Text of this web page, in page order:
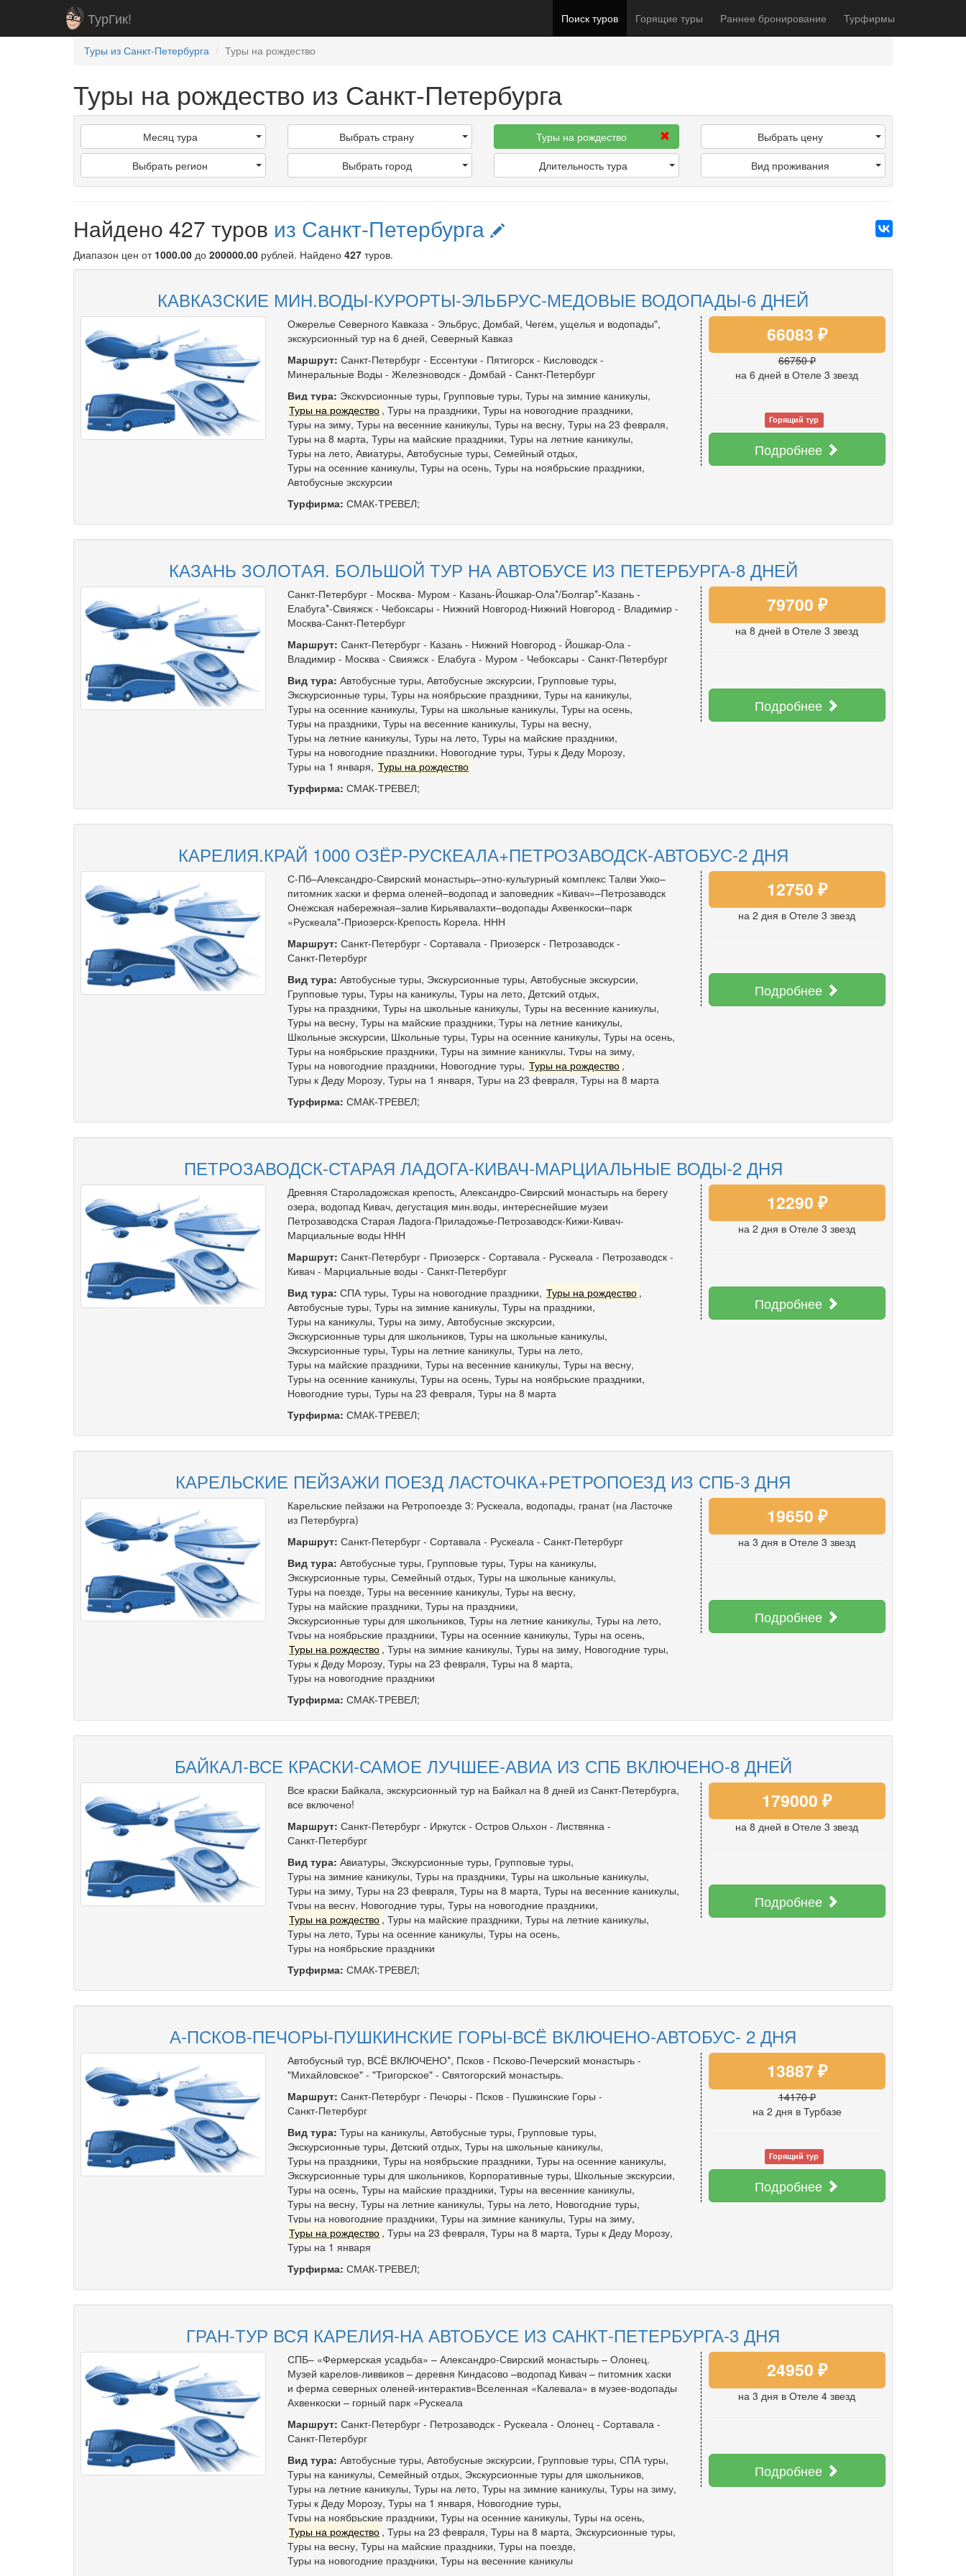
ТурГик! Поиск туров Горящие туры Раннее бронирование Турфирмы
Туры из Санкт-Петербурга Туры на рождество
Туры на рождество из Санкт-Петербурга
Месяц тура
Выбрать регион
Выбрать страну
Выбрать город
Туры на рождество
Длительность тура
Выбрать цену
Вид проживания
Найдено 427 туров из Санкт-Петербурга
Диапазон цен от 1000.00 до 200000.00 рублей. Найдено 427 туров.
КАВКАЗСКИЕ МИН.ВОДЫ-КУРОРТЫ-ЭЛЬБРУС-МЕДОВЫЕ ВОДОПАДЫ-6 ДНЕЙ
Ожерелье Северного Кавказа - Эльбрус, Домбай, Чегем, ущелья и водопады",
экскурсионный тур на 6 дней, Северный Кавказ
Маршрут: Санкт-Петербург- Ессентуки - Пятигорск- Кисловодск-
Минеральные Воды - Железноводск- Домбай - Санкт-Петербург
Вид тура: Экскурсионные туры, Групповые туры, Туры на зимние каникулы,
Туры на рождество ,Туры на праздники,Туры на новогодние праздники,
Туры на зиму, Туры на весенние каникулы, Туры на весну, Туры на 23 февраля,
Туры на 8 марта, Туры на майские праздники, Туры на летние каникулы,
Туры на лето, Авиатуры, Автобусные туры, Семейный отдых,
Туры на осенние каникулы, Туры на осень, Туры на ноябрьские праздники,
Автобусные экскурсии
Турфирма: СМАК-ТРЕВЕЛ;
66083 ₽
66750 ₽
на 6 дней в Отеле 3 звезд
Горящий тур
Подробнее
КАЗАНЬ ЗОЛОТАЯ. БОЛЬШОЙ ТУР НА АВТОБУСЕ ИЗ ПЕТЕРБУРГА-8 ДНЕЙ
Санкт-Петербург - Москва- Муром - Казань-Йошкар-Ола*/Болгар*-Казань -
Елабуга*-Свияжск - Чебоксары - Нижний Новгород-Нижний Новгород - Владимир -
Москва-Санкт-Петербург
Маршрут: Санкт-Петербург- Казань- Нижний Новгород- Йошкар-Ола-
Владимир- Москва- Свияжск- Елабуга- Муром - Чебоксары - Санкт-Петербург
Вид тура: Автобусные туры, Автобусные экскурсии, Групповые туры,
Экскурсионные туры, Туры на ноябрьские праздники, Туры на каникулы,
Туры на осенние каникулы, Туры на школьные каникулы, Туры на осень,
Туры на праздники, Туры на весенние каникулы, Туры на весну,
Туры на летние каникулы, Туры на лето, Туры на майские праздники,
Туры на новогодние праздники, Новогодние туры, Туры к Деду Морозу,
Туры на 1 января, Туры на рождество
Турфирма: СМАК-ТРЕВЕЛ;
79700 ₽
на 8 дней в Отеле 3 звезд
Подробнее
КАРЕЛИЯ.КРАЙ 1000 ОЗЁР-РУСКЕАЛА+ПЕТРОЗАВОДСК-АВТОБУС-2 ДНЯ
С-Пб–Александро-Свирский монастырь–этно-культурный комплекс Талви Укко–
питомник хаски и ферма оленей–водопад и заповедник «Кивач»–Петрозаводск
Онежская набережная–залив Кирьявалахти–водопады Ахвенкоски–парк
«Рускеала"-Приозерск-Крепость Корела. ННН
Маршрут: Санкт-Петербург- Сортавала- Приозерск- Петрозаводск-
Санкт-Петербург
Вид тура: Автобусные туры, Экскурсионные туры, Автобусные экскурсии,
Групповые туры, Туры на каникулы, Туры на лето, Детский отдых,
Туры на праздники, Туры на школьные каникулы, Туры на весенние каникулы,
Туры на весну, Туры на майские праздники, Туры на летние каникулы,
Школьные экскурсии, Школьные туры, Туры на осенние каникулы, Туры на осень,
Туры на ноябрьские праздники, Туры на зимние каникулы, Туры на зиму,
Туры на новогодние праздники, Новогодние туры, Туры на рождество ,
Туры к Деду Морозу, Туры на 1 января, Туры на 23 февраля, Туры на 8 марта
Турфирма: СМАК-ТРЕВЕЛ;
12750 ₽
на 2 дня в Отеле 3 звезд
Подробнее
ПЕТРОЗАВОДСК-СТАРАЯ ЛАДОГА-КИВАЧ-МАРЦИАЛЬНЫЕ ВОДЫ-2 ДНЯ
Древняя Староладожская крепость, Александро-Свирский монастырь на берегу
озера, водопад Кивач, дегустация мин.воды, интереснейшие музеи
Петрозаводска Старая Ладога-Приладожье-Петрозаводск-Кижи-Кивач-
Марциальные воды ННН
Маршрут: Санкт-Петербург- Приозерск- Сортавала- Рускеала- Петрозаводск-
Кивач- Марциальные воды - Санкт-Петербург
Вид тура: СПА туры, Туры на новогодние праздники, Туры на рождество ,
Автобусные туры, Туры на зимние каникулы, Туры на праздники,
Туры на каникулы, Туры на зиму, Автобусные экскурсии,
Экскурсионные туры для школьников, Туры на школьные каникулы,
Экскурсионные туры, Туры на летние каникулы, Туры на лето,
Туры на майские праздники, Туры на весенние каникулы, Туры на весну,
Туры на осенние каникулы, Туры на осень, Туры на ноябрьские праздники,
Новогодние туры, Туры на 23 февраля, Туры на 8 марта
Турфирма: СМАК-ТРЕВЕЛ;
12290 ₽
на 2 дня в Отеле 3 звезд
Подробнее
КАРЕЛЬСКИЕ ПЕЙЗАЖИ ПОЕЗД ЛАСТОЧКА+РЕТРОПОЕЗД ИЗ СПБ-3 ДНЯ
Карельские пейзажи на Ретропоезде 3: Рускеала, водопады, гранат (на Ласточке
из Петербурга)
Маршрут: Санкт-Петербург- Сортавала- Рускеала- Санкт-Петербург
Вид тура: Автобусные туры, Групповые туры, Туры на каникулы,
Экскурсионные туры, Семейный отдых, Туры на школьные каникулы,
Туры на поезде, Туры на весенние каникулы, Туры на весну,
Туры на майские праздники, Туры на праздники,
Экскурсионные туры для школьников, Туры на летние каникулы, Туры на лето,
Туры на ноябрьские праздники, Туры на осенние каникулы, Туры на осень,
Туры на рождество ,Туры на зимние каникулы,Туры на зиму, Новогодние туры,
Туры к Деду Морозу, Туры на 23 февраля, Туры на 8 марта,
Туры на новогодние праздники
Турфирма: СМАК-ТРЕВЕЛ;
19650 ₽
на 3 дня в Отеле 3 звезд
Подробнее
БАЙКАЛ-ВСЕ КРАСКИ-САМОЕ ЛУЧШЕЕ-АВИА ИЗ СПБ ВКЛЮЧЕНО-8 ДНЕЙ
Все краски Байкала, экскурсионный тур на Байкал на 8 дней из Санкт-Петербурга,
все включено!
Маршрут: Санкт-Петербург- Иркутск- Остров Ольхон - Листвянка-
Санкт-Петербург
Вид тура: Авиатуры, Экскурсионные туры, Групповые туры,
Туры на зимние каникулы, Туры на праздники, Туры на школьные каникулы,
Туры на зиму, Туры на 23 февраля, Туры на 8 марта, Туры на весенние каникулы,
Туры на весну, Новогодние туры, Туры на новогодние праздники,
Туры на рождество ,Туры на майские праздники,Туры на летние каникулы,
Туры на лето, Туры на осенние каникулы, Туры на осень,
Туры на ноябрьские праздники
Турфирма: СМАК-ТРЕВЕЛ;
179000 ₽
на 8 дней в Отеле 3 звезд
Подробнее
А-ПСКОВ-ПЕЧОРЫ-ПУШКИНСКИЕ ГОРЫ-ВСЁ ВКЛЮЧЕНО-АВТОБУС- 2 ДНЯ
Автобусный тур, ВСЁ ВКЛЮЧЕНО*, Псков - Псково-Печерский монастырь -
"Михайловское" - "Тригорское" - Святогорский монастырь.
Маршрут: Санкт-Петербург- Печоры - Псков- Пушкинские Горы -
Санкт-Петербург
Вид тура: Туры на каникулы, Автобусные туры, Групповые туры,
Экскурсионные туры, Детский отдых, Туры на школьные каникулы,
Туры на праздники, Туры на ноябрьские праздники, Туры на осенние каникулы,
Экскурсионные туры для школьников, Корпоративные туры, Школьные экскурсии,
Туры на осень, Туры на майские праздники, Туры на весенние каникулы,
Туры на весну, Туры на летние каникулы, Туры на лето, Новогодние туры,
Туры на новогодние праздники, Туры на зимние каникулы, Туры на зиму,
Туры на рождество ,Туры на 23 февраля,Туры на 8 марта,Туры к Деду Морозу,
Туры на 1 января
Турфирма: СМАК-ТРЕВЕЛ;
13887 ₽
14170 ₽
на 2 дня в Турбазе
Горящий тур
Подробнее
ГРАН-ТУР ВСЯ КАРЕЛИЯ-НА АВТОБУСЕ ИЗ САНКТ-ПЕТЕРБУРГА-3 ДНЯ
СПБ– «Фермерская усадьба» – Александро-Свирский монастырь – Олонец.
Музей карелов-ливвиков – деревня Киндасово –водопад Кивач – питомник хаски
и ферма северных оленей-интерактив«Вселенная «Калевала» в музее-водопады
Ахвенкоски – горный парк «Рускеала
Маршрут: Санкт-Петербург- Петрозаводск- Рускеала- Олонец- Сортавала-
Санкт-Петербург
Вид тура: Автобусные туры, Автобусные экскурсии, Групповые туры, СПА туры,
Туры на каникулы, Семейный отдых, Экскурсионные туры для школьников,
Туры на летние каникулы, Туры на лето, Туры на зимние каникулы, Туры на зиму,
Туры к Деду Морозу, Туры на 1 января, Новогодние туры,
Туры на ноябрьские праздники, Туры на осенние каникулы, Туры на осень,
Туры на рождество ,Туры на 23 февраля,Туры на 8 марта, Экскурсионные туры,
Туры на весну, Туры на майские праздники, Туры на поезде,
Туры на новогодние праздники, Туры на весенние каникулы
24950 ₽
на 3 дня в Отеле 4 звезд
Подробнее